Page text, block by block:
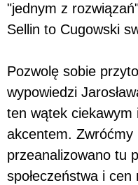
"jednym z
Sellin to Cugowski
Pozwolę sobie
wypowiedzi
ten wątek ciekawym
akcentem. Zwróćmy
przeanalizowano tu
społeczeństwa i cen